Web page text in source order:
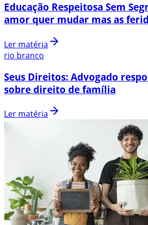
Educação Respeitosa Sem
amor quer mudar mas as
Ler matéria
rio branco
Seus Direitos: Advogado
sobre direito de família
Ler matéria